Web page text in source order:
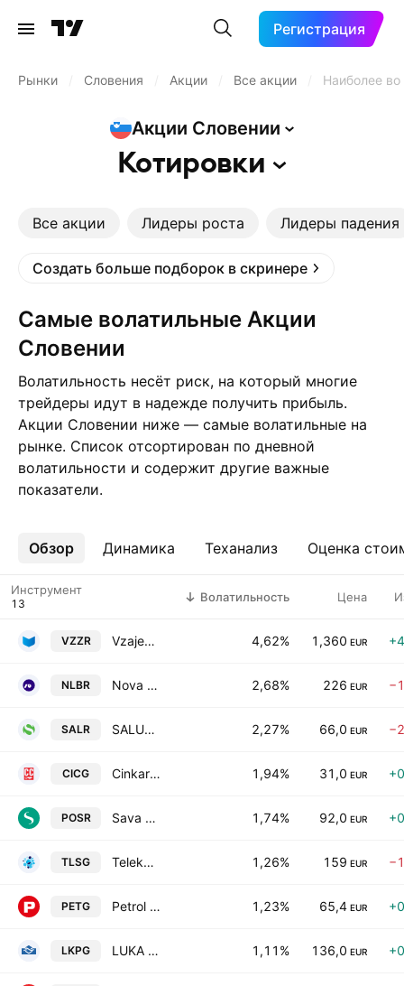
Регистрация
Рынки Словения Акции Все акции Наиболее
Акции Словении
Котировки
Все акции Лидеры роста Лидеры падения
Создать больше подборок в скринере
Самые волатильные Акции
Словении
Волатильность несёт риск, на который многие
трейдеры идут в надежде получить прибыль.
Акции Словении ниже — самые волатильные на
рынке. Список отсортирован по дневной
волатильности и содержит другие важные
показатели.
Обзор Динамика Теханализ Оценка
Ещё
Инструмент Волатильность Цена
VZZR Vzajemna zdravstvena zavarovalnica d.d. 4,62% 1,360 EUR
NLBR Nova Ljubljanska banka d.d. 2,68% 226 EUR
SALR SALUS, Ljubljana, d.d. 2,27% 66,0 EUR
CICG Cinkarna Celje dd 1,94% 31,0 EUR
POSR Sava Re,d.d 1,74% 92,0 EUR
TLSG Telekom Slovenije dd 1,26% 159 EUR
PETG Petrol dd Ljubljana 1,23% 65,4 EUR
LKPG LUKA KOPER d.d. 1,11% 136,0 EUR